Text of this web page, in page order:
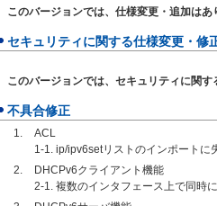
このバージョンでは、仕様変更・追加はあ
セキュリティに関する仕様変更・修
このバージョンでは、セキュリティに関す
不具合修正
ACL
1-1. ip/ipv6setリストのインポートに
DHCPv6クライアント機能
2-1. 複数のインタフェース上で同時